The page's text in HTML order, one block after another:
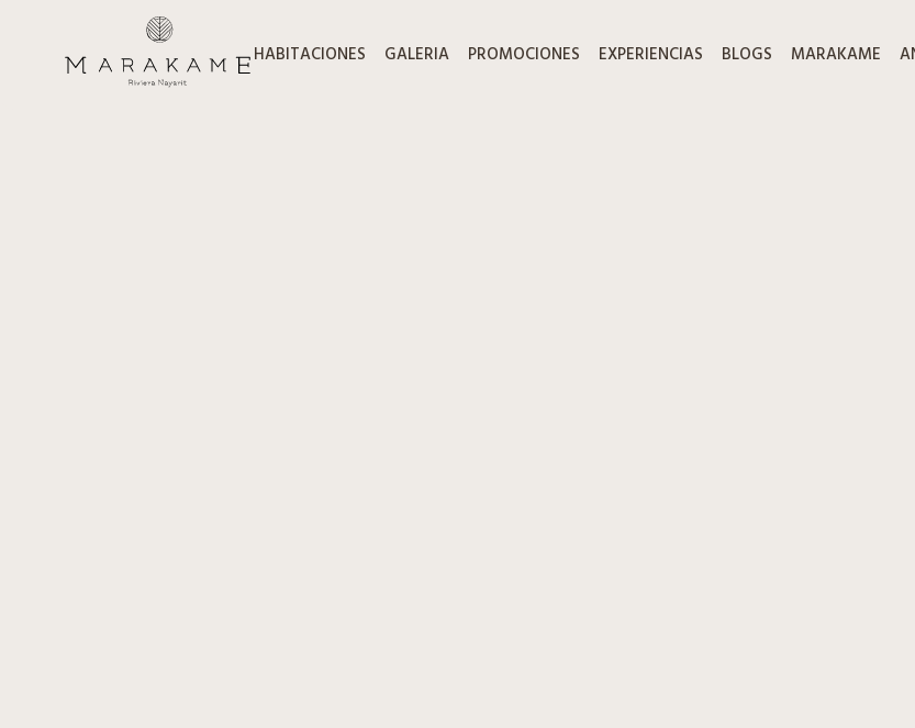
HABITACIONES GALERIA PROMOCIONES EXPERIENCIAS BLOGS MARAKAME